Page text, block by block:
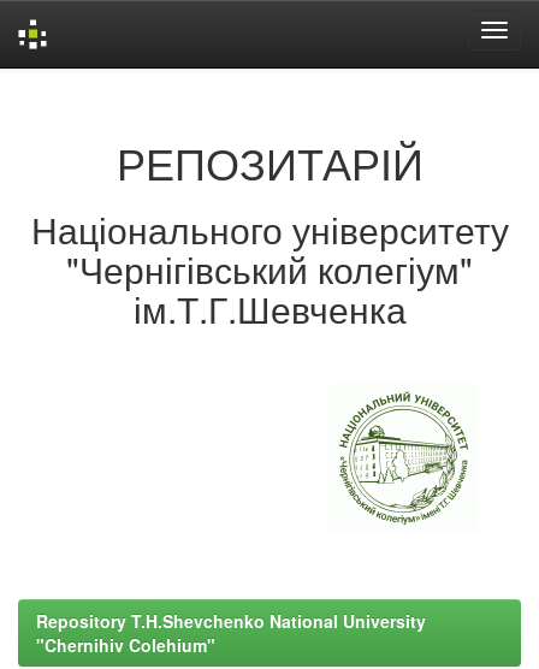
РЕПОЗИТАРІЙ
Національного університету
"Чернігівський колегіум"
ім.Т.Г.Шевченка
Repository T.H.Shevchenko National University
"Chernihiv Colehium"